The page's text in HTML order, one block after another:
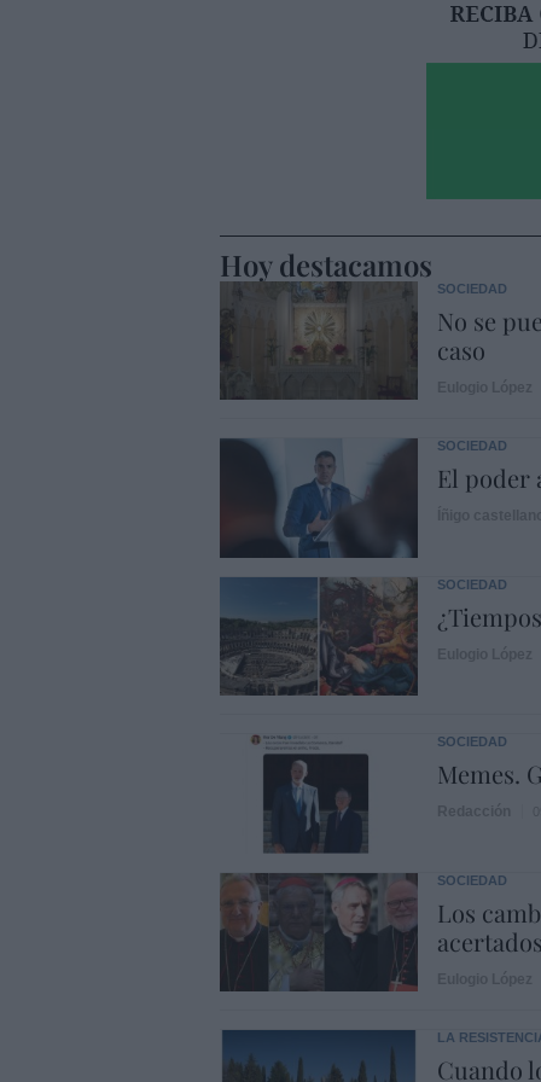
Hoy destacamos
SOCIEDAD
No se
caso
SOCIEDAD
El poder
SOCIEDAD
SOCIEDAD
Memes.
SOCIEDAD
Los
acertados
LA
Cuando